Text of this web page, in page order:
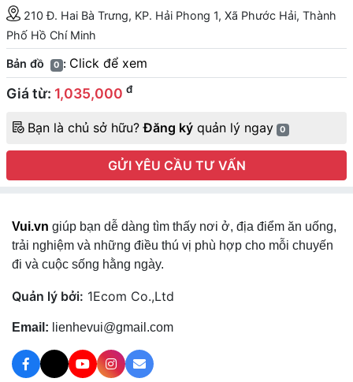
210 Đ. Hai Bà Trưng, KP. Hải Phong 1, Xã Phước Hải, Thành
Phố Hồ Chí Minh
Bản đồ 0 : Click để xem
Giá từ: 1,035,000 đ
Bạn là chủ sở hữu?Đăng ký quản lý ngay 0
GỬI YÊU CẦU TƯ VẤN
Vui.vn giúp bạn dễ dàng tìm thấy nơi ở, địa điểm ăn uống,
trải nghiệm và những điều thú vị phù hợp cho mỗi chuyến
đi và cuộc sống hằng ngày.
Quản lý bởi: 1Ecom Co.,Ltd
Email: lienhevui@gmail.com